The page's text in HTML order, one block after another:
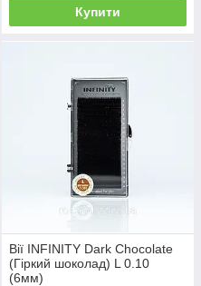
Купити
Вії INFINITY Dark Chocolate
(Гіркий шоколад) L 0.10
(6мм)